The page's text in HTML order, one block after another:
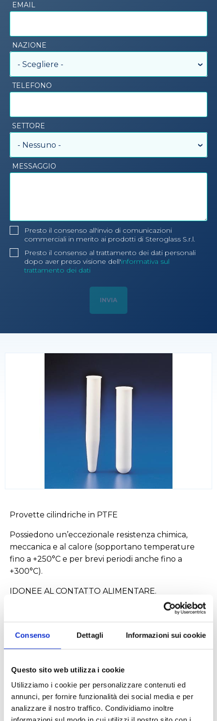
Consenso Dettagli Informazioni sui cookie
Questo sito web utilizza i cookie
Utilizziamo i cookie per personalizzare contenuti ed
annunci, per fornire funzionalità dei social media e per
analizzare il nostro traffico. Condividiamo inoltre
EMAIL
NAZIONE
- Scegliere -
TELEFONO
SETTORE
- Nessuno -
MESSAGGIO
Presto il consenso all'invio di comunicazioni
commerciali in merito ai prodotti di Steroglass S.r.l.
Presto il consenso al trattamento dei dati personali
dopo aver preso visione dell'informativa sul
trattamento dei dati
Provette cilindriche in PTFE
Possiedono un’eccezionale resistenza chimica,
meccanica e al calore (sopportano temperature
fino a +250°C e per brevi periodi anche fino a
+300°C).
IDONEE AL CONTATTO ALIMENTARE.
Per i tappi si veda la sezione "Tappi".
Alimentare Ambientale
Biologico e diagnostico Chimico